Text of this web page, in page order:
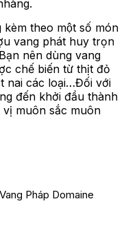
theo một số món
vang phát huy trọn
nên dùng vang
chế biến từ thịt đỏ
nai các loại…Đối với
đến khởi đầu thành
muôn sắc muôn
Pháp Domaine